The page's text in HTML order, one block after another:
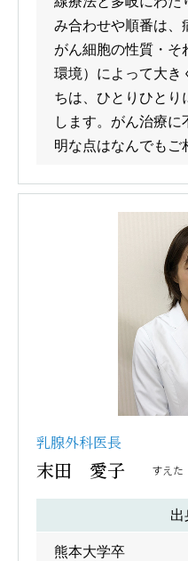
み合わせや順番は、
がん細胞の性質・そ
環境）によって大き
ちは、ひとりひとり
します。がん治療
明な点はなんでもご
乳腺外科医長
末田 愛子 すえ
出
熊本大学卒